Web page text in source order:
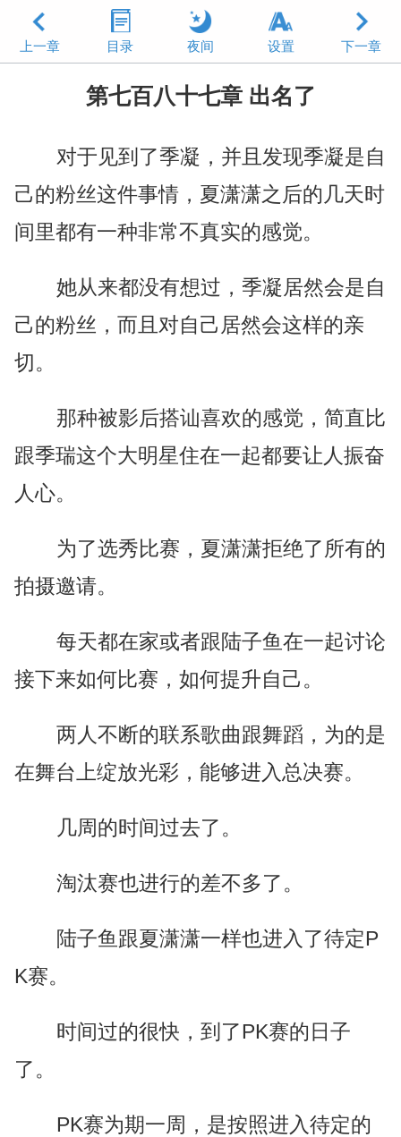
上一章 目录 夜间 设置 下一章
第七百八十七章 出名了
对于见到了季凝，并且发现季凝是自
己的粉丝这件事情，夏潇潇之后的几天时
间里都有一种非常不真实的感觉。
她从来都没有想过，季凝居然会是自
己的粉丝，而且对自己居然会这样的亲
切。
那种被影后搭讪喜欢的感觉，简直比
跟季瑞这个大明星住在一起都要让人振奋
人心。
为了选秀比赛，夏潇潇拒绝了所有的
拍摄邀请。
每天都在家或者跟陆子鱼在一起讨论
接下来如何比赛，如何提升自己。
两人不断的联系歌曲跟舞蹈，为的是
在舞台上绽放光彩，能够进入总决赛。
几周的时间过去了。
淘汰赛也进行的差不多了。
陆子鱼跟夏潇潇一样也进入了待定P
K赛。
时间过的很快，到了PK赛的日子
了。
PK赛为期一周，是按照进入待定的